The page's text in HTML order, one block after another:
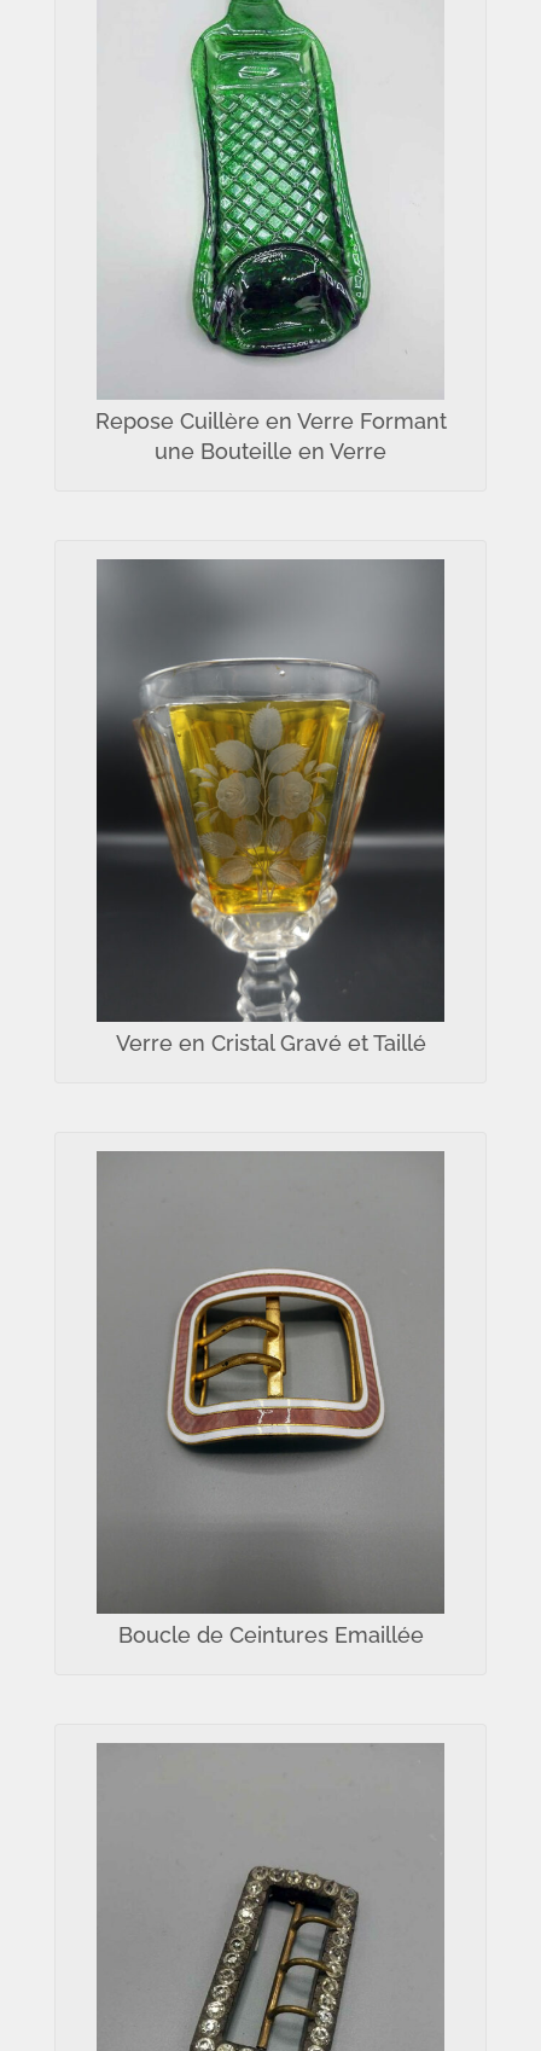
Repose Cuillère en Verre Formant
une Bouteille en Verre
Verre en Cristal Gravé et Taillé
Boucle de Ceintures Emaillée